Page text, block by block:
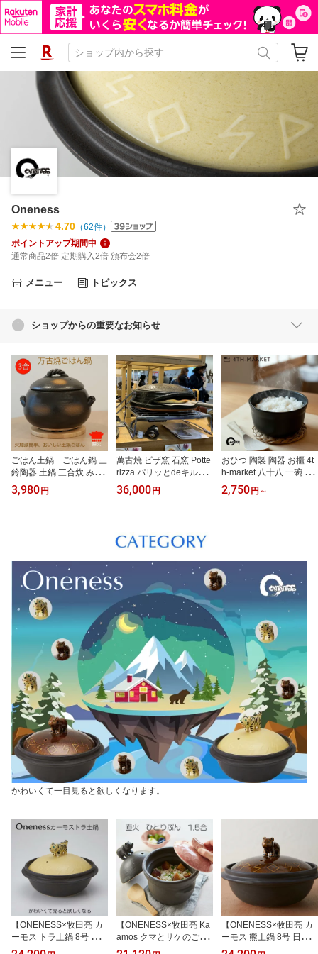
Oneness
4.70 （62件）
ポイントアップ期間中
通常商品2倍 定期購入2倍 頒布会2倍
メニュー トピックス
ショップからの重要なお知らせ
ごはん土鍋 ごはん鍋 三
鈴陶器 土鍋 三合炊 みす
ず ごはん鍋 3合 ご飯土鍋
3合炊き みすずのごはん
ご飯鍋 炊飯土鍋 ガス 萬
古焼 おすすめ
3,980 円
萬古焼 ピザ窯 石窯 Potte
rizza パリッとdeキルン
薪ストーブRS-41セット
窯焼きピザオーブン 携帯
ブン 庭 キャンプ用 家庭
用 本格ピザ窯 遠赤外線 3
ュー オーブン ピザ釜 日
本製
36,000 円
おひつ 陶製 陶器 お櫃 4t
h-market 八十八 一碗 日
本製 萬古焼 電子レンジ
対応 ご飯保存容器 一人
ット ギフト 白 黒 万
古焼 萬古焼
2,750 円 ～
かわいくて一目見ると欲しくなります。
【ONENESS×牧田亮 カ
ーモス トラ土鍋 8号 日本
製】ま工房 作家もの 耐
【ONENESS×牧田亮 Ka
amos クマとサケのごは
ん鍋 1.5合炊き 日本製】
【ONENESS×牧田亮 カ
ーモス 熊土鍋 8号 日本
製】ま工房 作家もの 耐